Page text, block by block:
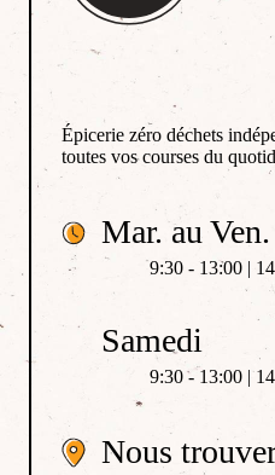
Épicerie zéro déchets
toutes vos courses du
Mar. au Ven.
9:30 - 13:00 |
Samedi
9:30 - 13:00 |
Nous